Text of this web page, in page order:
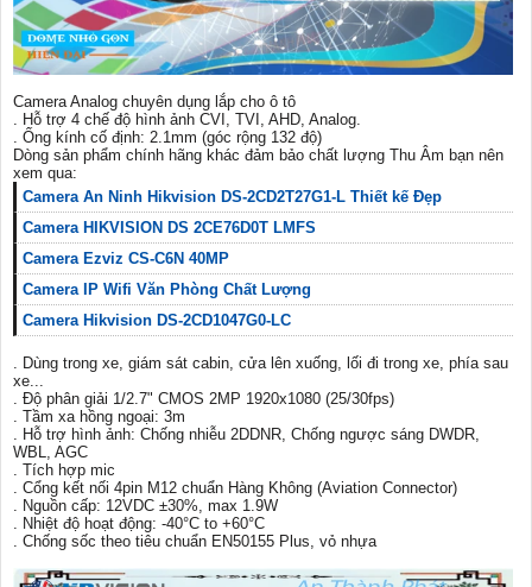
Camera Analog chuyên dụng lắp cho ô tô
. Hỗ trợ 4 chế độ hình ảnh CVI, TVI, AHD, Analog.
. Ống kính cố định: 2.1mm (góc rộng 132 độ)
Dòng sản phẩm chính hãng khác đảm bảo chất lượng Thu Âm bạn nên
xem qua:
Camera An Ninh Hikvision DS-2CD2T27G1-L Thiết kế Đẹp
Camera HIKVISION DS 2CE76D0T LMFS
Camera Ezviz CS-C6N 40MP
Camera IP Wifi Văn Phòng Chất Lượng
Camera Hikvision DS-2CD1047G0-LC
. Dùng trong xe, giám sát cabin, cửa lên xuống, lối đi trong xe, phía sau
xe...
. Độ phân giải 1/2.7" CMOS 2MP 1920x1080 (25/30fps)
. Tầm xa hồng ngoại: 3m
. Hỗ trợ hình ảnh: Chống nhiễu 2DDNR, Chống ngược sáng DWDR,
WBL, AGC
. Tích hợp mic
. Cổng kết nối 4pin M12 chuẩn Hàng Không (Aviation Connector)
. Nguồn cấp: 12VDC ±30%, max 1.9W
. Nhiệt độ hoạt động: -40°C to +60°C
. Chống sốc theo tiêu chuẩn EN50155 Plus, vỏ nhựa